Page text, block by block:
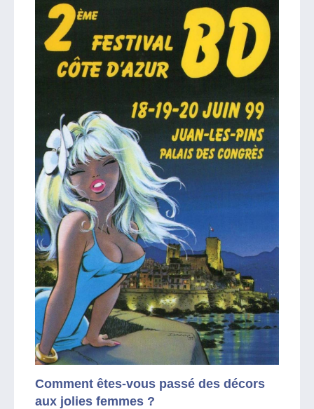
Comment êtes-vous passé des décors
aux jolies femmes ?